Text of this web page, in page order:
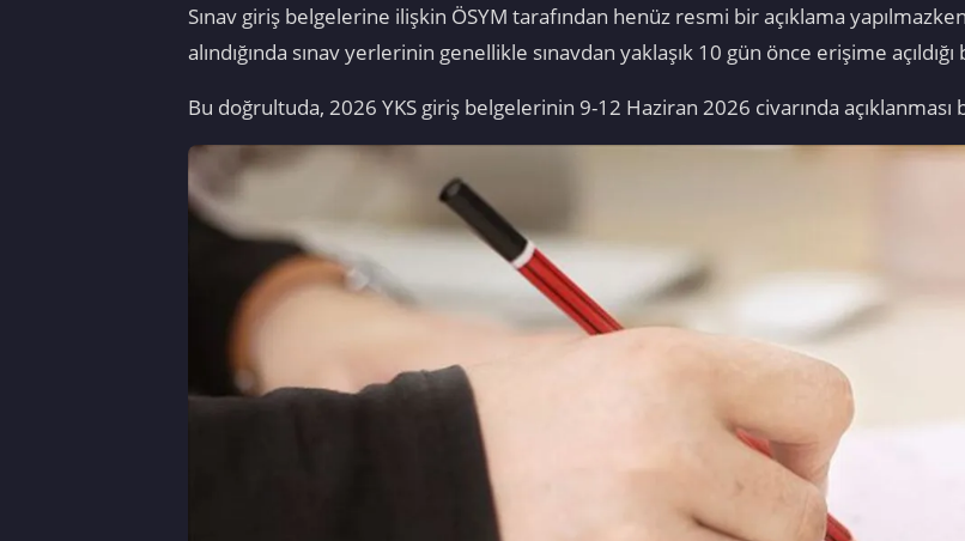
Sınav giriş belgelerine ilişkin ÖSYM tarafından henüz resmi bir açıklama
alındığında sınav yerlerinin genellikle sınavdan yaklaşık 10 gün önce erişime
Bu doğrultuda, 2026 YKS giriş belgelerinin 9-12 Haziran 2026 civarında açıklanması